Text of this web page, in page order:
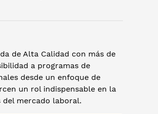
de Alta Calidad con más de
a programas de
desde un enfoque de
un rol indispensable en la
mercado laboral.